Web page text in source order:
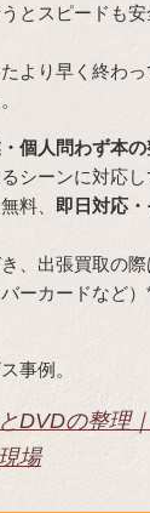
とスピードも
より早く終わっ
個人問わず本
シーンに対応し
料、
即日対応
、出張買取の
ーカードなど
事例。
DVDの整理
場